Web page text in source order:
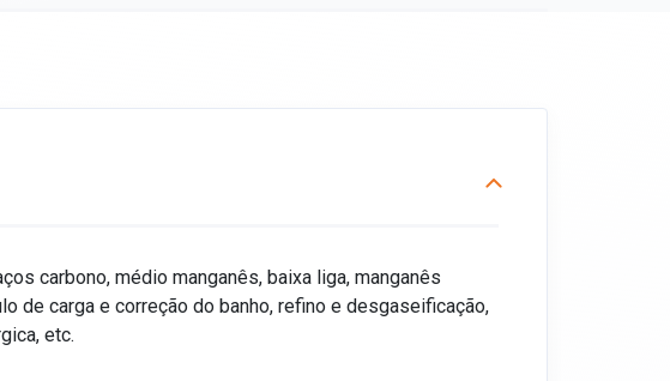
carbono, médio manganês, baixa liga, manganês
de carga e correção do banho, refino e desgaseificação,
etc.